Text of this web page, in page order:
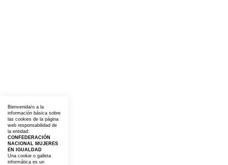
Bienvenida/o a la
información básica sobre
las cookies de la página
web responsabilidad de
la entidad:
CONFEDERACIÓN
NACIONAL MUJERES
EN IGUALDAD
Una cookie o galleta
informática es un